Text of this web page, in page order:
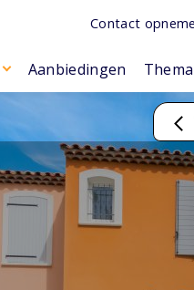
Contact
Aanbiedingen